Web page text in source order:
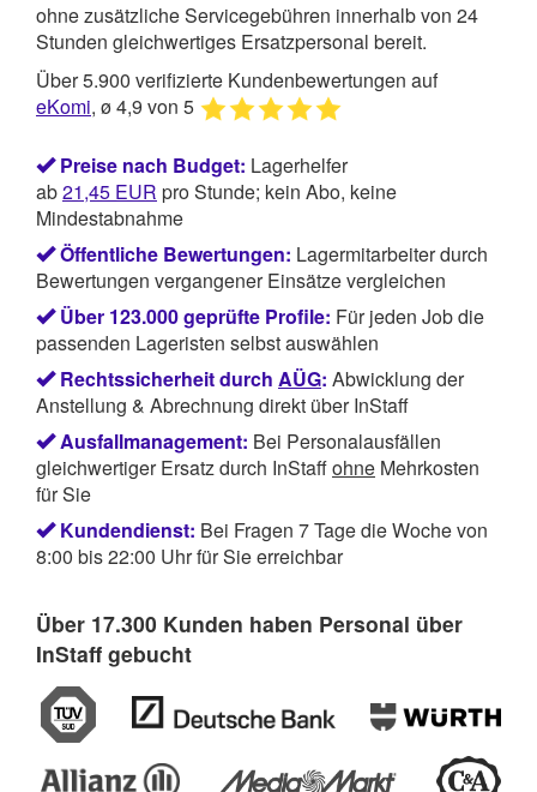
ohne zusätzliche Servicegebühren innerhalb von 24
Stunden gleichwertiges Ersatzpersonal bereit.
Über 5.900 verifizierte Kundenbewertungen auf
eKomi, ø 4,9 von 5
Preise nach Budget: Lagerhelfer
ab21,45 EUR pro Stunde; kein Abo, keine
Mindestabnahme
Öffentliche Bewertungen: Lagermitarbeiter durch
Bewertungen vergangener Einsätze vergleichen
Über 123.000 geprüfte Profile: Für jeden Job die
passenden Lageristen selbst auswählen
Rechtssicherheit durch AÜG: Abwicklung der
Anstellung & Abrechnung direkt über InStaff
Ausfallmanagement: Bei Personalausfällen
gleichwertiger Ersatz durch InStaffohne Mehrkosten
für Sie
Kundendienst: Bei Fragen 7 Tage die Woche von
8:00 bis 22:00 Uhr für Sie erreichbar
Über 17.300 Kunden haben Personal über
InStaff gebucht